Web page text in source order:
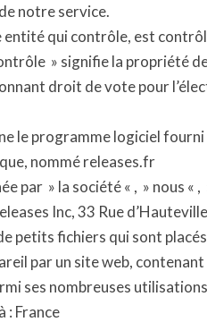
notre service.
qui contrôle, est
» signifie la propriété
droit de vote pour
le programme logiciel
nommé releases.fr
par » la société « , » nous
Inc, 33 Rue
petits fichiers qui sont
par un site web,
ses nombreuses
: France